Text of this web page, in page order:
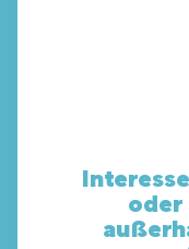
oder